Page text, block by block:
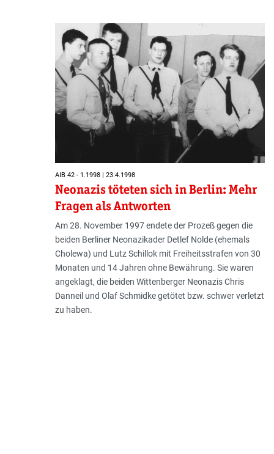
AIB 42 - 1.1998 | 23.4.1998
Neonazis töteten sich in Berlin: Mehr
Fragen als Antworten
Am 28. November 1997 endete der Prozeß gegen die
beiden Berliner Neonazikader Detlef Nolde (ehemals
Cholewa) und Lutz Schillok mit Freiheitsstrafen von 30
Monaten und 14 Jahren ohne Bewährung. Sie waren
angeklagt, die beiden Wittenberger Neonazis Chris
Danneil und Olaf Schmidke getötet bzw. schwer verletzt
zu haben.